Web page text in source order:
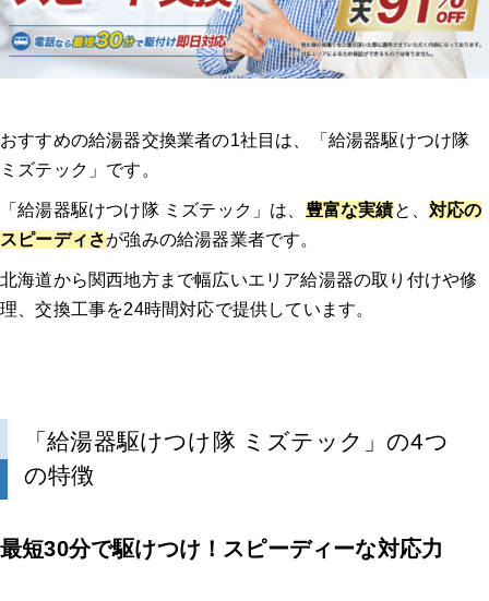
おすすめの給湯器交換業者の1社目は、「給湯器駆けつけ隊
ミズテック」です。
「給湯器駆けつけ隊 ミズテック」は、 豊富な実績と、対応の
スピーディさが強みの給湯器業者です。
北海道から関西地方まで幅広いエリア給湯器の取り付けや修
理、交換工事を24時間対応で提供しています。
「給湯器駆けつけ隊 ミズテック」の4つ
の特徴
最短30分で駆けつけ！スピーディーな対応力